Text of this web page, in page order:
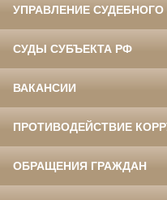
УПРАВЛЕНИЕ
СУДЫ СУБЪЕКТА РФ
ВАКАНСИИ
ПРОТИВОДЕЙСТВИЕ
ОБРАЩЕНИЯ ГРАЖДАН